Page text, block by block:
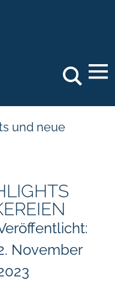
Search
und neue
November